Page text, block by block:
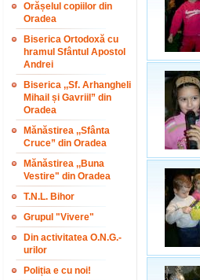
Orășelul copiilor din
Oradea
Biserica Ortodoxă cu
hramul Sfântul Apostol
Andrei
Biserica ,,Sf. Arhangheli
Mihail și Gavriil” din
Oradea
Mănăstirea ,,Sfânta
Cruce” din Oradea
Mănăstirea ,,Buna
Vestire" din Oradea
T.N.L. Bihor
Grupul "Vivere"
Din activitatea O.N.G.-
urilor
Poliția e cu noi!